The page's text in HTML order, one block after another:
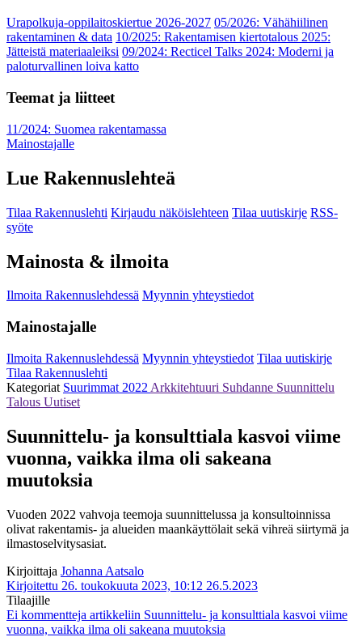
Urapolkuja-oppilaitoskiertue 2026-2027 05/2026: Vähähiilinen
rakentaminen & data 10/2025: Rakentamisen kiertotalous 2025:
Jätteistä materiaaleiksi 09/2024: Recticel Talks 2024: Moderni ja
paloturvallinen loiva katto
Teemat ja liitteet
11/2024: Suomea rakentamassa
Mainostajalle
Lue Rakennuslehteä
Tilaa Rakennuslehti Kirjaudu näköislehteen Tilaa uutiskirje RSS-
syöte
Mainosta & ilmoita
Ilmoita Rakennuslehdessä Myynnin yhteystiedot
Mainostajalle
Ilmoita Rakennuslehdessä Myynnin yhteystiedot Tilaa uutiskirje
Tilaa Rakennuslehti
Kategoriat Suurimmat 2022 Arkkitehtuuri Suhdanne Suunnittelu
Talous Uutiset
Suunnittelu- ja konsulttiala kasvoi viime
vuonna, vaikka ilma oli sakeana
muutoksia
Vuoden 2022 vahvoja teemoja suunnittelussa ja konsultoinnissa
olivat rakentamis- ja alueiden maankäyttölait sekä vihreä siirtymä ja
ilmastoselvitysasiat.
Kirjoittaja Johanna Aatsalo
Kirjoitettu 26. toukokuuta 2023, 10:12 26.5.2023
Tilaajille
Ei kommentteja artikkeliin Suunnittelu- ja konsulttiala kasvoi viime
vuonna, vaikka ilma oli sakeana muutoksia